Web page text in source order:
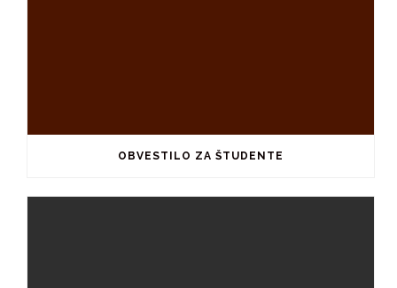
OBVESTILO ZA ŠTUDENTE